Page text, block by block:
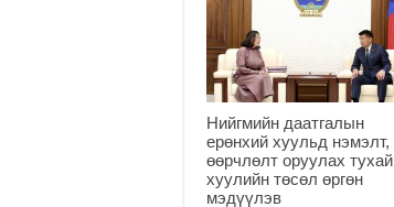
Нийгмийн даатгалын
ерөнхий хуульд нэмэлт,
өөрчлөлт оруулах тухай
хуулийн төсөл өргөн
мэдүүлэв